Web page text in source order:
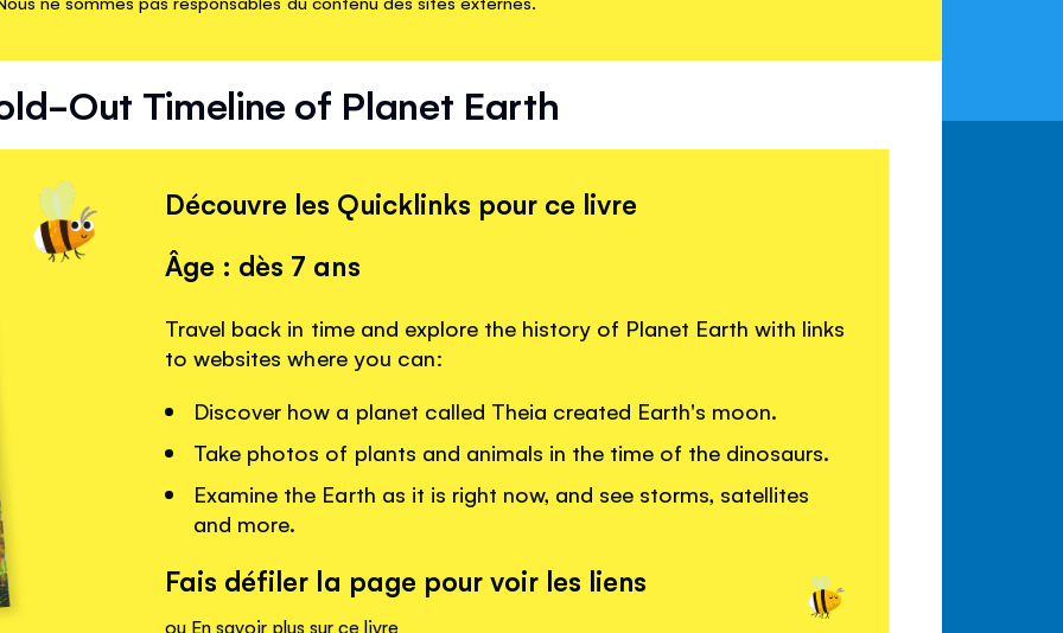
Out Timeline of Planet Earth
Découvre les Quicklinks pour ce livre
Âge : dès 7 ans
Travel back in time and explore the history of Planet Earth with links
to websites where you can:
Discover how a planet called Theia created Earth's moon.
Take photos of plants and animals in the time of the dinosaurs.
Examine the Earth as it is right now, and see storms, satellites
and more.
Fais défiler la page pour voir les liens
ou En savoir plus sur ce livre